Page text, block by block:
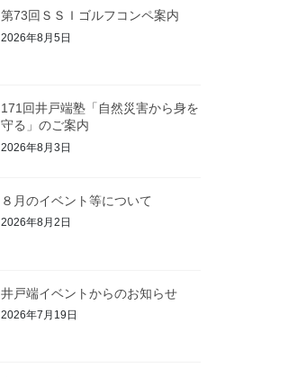
第73回ＳＳＩゴルフコンペ案内
2026年8月5日
171回井戸端塾「自然災害から身を
守る」のご案内
2026年8月3日
８月のイベント等について
2026年8月2日
井戸端イベントからのお知らせ
2026年7月19日